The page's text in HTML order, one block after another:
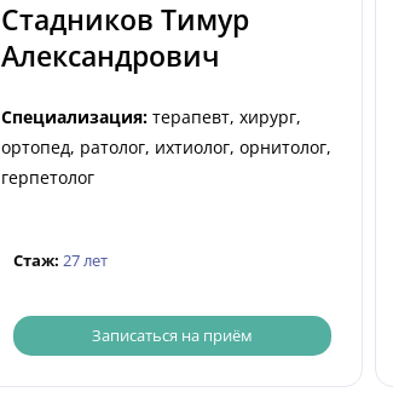
Стадников Тимур
Александрович
Специализация: терапевт, хирург,
ортопед, ратолог, ихтиолог, орнитолог,
герпетолог
Стаж: 27 лет
Записаться на приём